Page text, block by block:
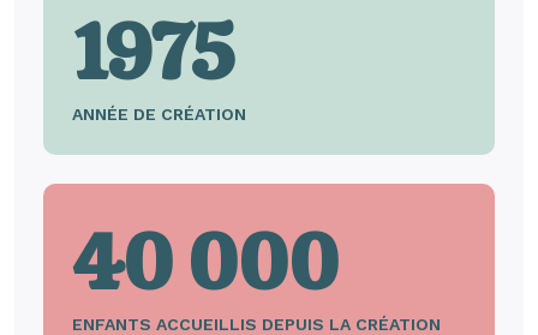
1975
ANNÉE DE CRÉATION
40 000
ENFANTS ACCUEILLIS DEPUIS LA CRÉATION